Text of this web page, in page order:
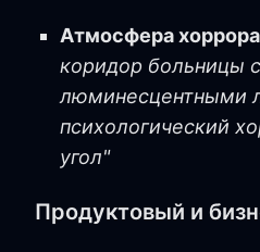
Атмосфера хоррора
коридор больницы
люминесцентными
психологический
угол"
Продуктовый и